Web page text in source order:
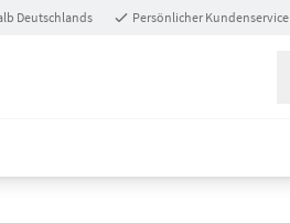
Deutschlands Persönlicher Kundenservice